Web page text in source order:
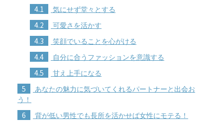
4.1 気にせず堂々とする
4.2 可愛さを活かす
4.3 笑顔でいることを心がける
4.4 自分に合うファッションを意識する
4.5 甘え上手になる
5
あなたの魅力に気づいてくれるパートナーと出会お
う！
6 背が低い男性でも長所を活かせば女性にモテる！